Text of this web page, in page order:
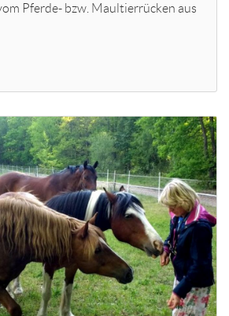
Pferde- bzw. Maultierrücken aus